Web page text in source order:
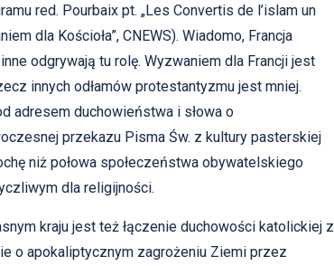
red. Pourbaix pt. „Les Convertis de l’islam un
dla Kościoła”, CNEWS). Wiadomo, Francja
odgrywają tu rolę. Wyzwaniem dla Francji jest
innych odłamów protestantyzmu jest mniej.
adresem duchowieństwa i słowa o
przekazu Pisma Św. z kultury pasterskiej
niż połowa społeczeństwa obywatelskiego
dla religijności.
kraju jest też łączenie duchowości katolickiej z
o apokaliptycznym zagrożeniu Ziemi przez